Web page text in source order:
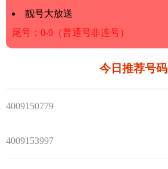
靓号大放送
尾号：0-9（普通号非连号）
今日推荐号码
4009150779
4009153997